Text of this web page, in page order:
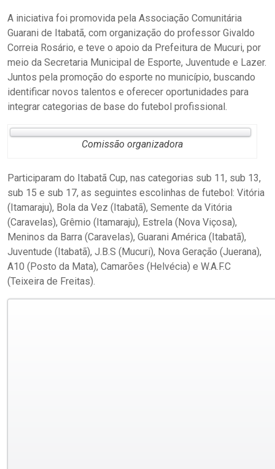
A iniciativa foi promovida pela Associação Comunitária
Guarani de Itabatã, com organização do professor Givaldo
Correia Rosário, e teve o apoio da Prefeitura de Mucuri, por
meio da Secretaria Municipal de Esporte, Juventude e Lazer.
Juntos pela promoção do esporte no município, buscando
identificar novos talentos e oferecer oportunidades para
integrar categorias de base do futebol profissional.
Comissão organizadora
Participaram do Itabatã Cup, nas categorias sub 11, sub 13,
sub 15 e sub 17, as seguintes escolinhas de futebol: Vitória
(Itamaraju), Bola da Vez (Itabatã), Semente da Vitória
(Caravelas), Grêmio (Itamaraju), Estrela (Nova Viçosa),
Meninos da Barra (Caravelas), Guarani América (Itabatã),
Juventude (Itabatã), J.B.S (Mucuri), Nova Geração (Juerana),
A10 (Posto da Mata), Camarões (Helvécia) e W.A.F.C
(Teixeira de Freitas).